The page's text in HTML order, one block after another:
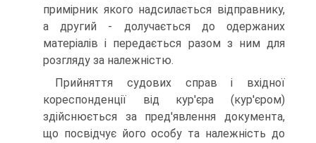
примірник якого надсилається відправнику,
а другий - долучається до одержаних
матеріалів і передається разом з ним для
розгляду за належністю.
Прийняття судових справ і вхідної
кореспонденції від кур'єра (кур'єром)
здійснюється за пред'явлення документа,
що посвідчує його особу та належність до